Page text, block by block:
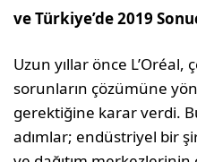
ve Türkiye’de 2019
Uzun yıllar önce L’Oréal,
sorunların çözümüne
gerektiğine karar verdi.
adımlar; endüstriyel bir